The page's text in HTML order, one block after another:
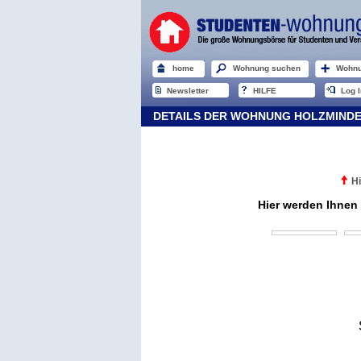
home Wohnung suchen
Newsletter HILFE Log
DETAILS DER WOHNUNG
Hier werden